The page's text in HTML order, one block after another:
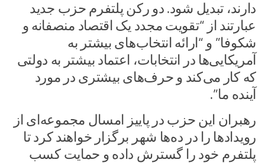
دارند، تبدیل شود. دو رکن پلتفرم حزب جدید
عبارتند از “تقویت مجدد یک اقتصاد منصفانه و
شکوفا” و “ارائه انتخاب‌های بیشتر به
آمریکایی‌ها در انتخابات، اعتماد بیشتر به دولتی
که کار می‌کند و حرف‌های بیشتری در مورد
آینده ما”.
رهبران این حزب در پاییز امسال مجموعه‌ای از
رویدادها را در ده‌ها شهر برگزار خواهند کرد تا
پلتفرم خود را گسترش داده و حمایت کسب